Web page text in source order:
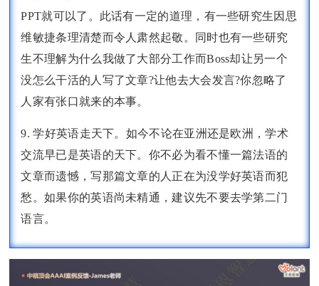
PPT就可以了。此话有一定的道理，有一些研究生因思
维敏捷条理清楚而令人肃然起敬。同时也有一些研究
生不理解为什么我做了大部分工作而Boss却让另一个
没怎么干活的人写了文章?让他去大会发言?你忽略了
人家有张口就来的本事。
9. 学好英语走天下。如今不论在亚洲还是欧洲，学术
交流早已是英语的天下。你不必为看不懂一篇法语的
文章而遗憾，写那篇文章的人正在为没学好英语而犯
愁。如果你的英语尚未精通，建议先不要去学第二门
语言。